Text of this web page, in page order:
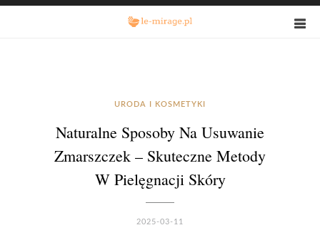
URODA I KOSMETYKI
Naturalne Sposoby Na Usuwanie
Zmarszczek – Skuteczne Metody
W Pielęgnacji Skóry
2025-03-11